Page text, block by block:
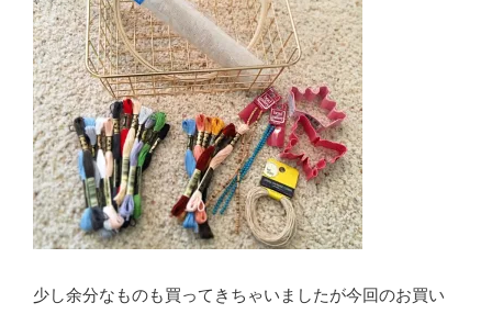
少し余分なものも買ってきちゃいましたが今回のお買い